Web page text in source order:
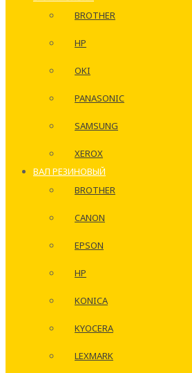
BROTHER
HP
OKI
PANASONIC
SAMSUNG
XEROX
ВАЛ РЕЗИНОВЫЙ
BROTHER
CANON
EPSON
HP
KONICA
KYOCERA
LEXMARK